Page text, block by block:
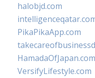
halobjd.com
PikaPikaApp.com
HamadaOfJapan.com
VersifyLifestyle.com